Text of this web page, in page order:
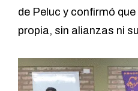
de Peluc y confirmó
propia, sin alianzas ni